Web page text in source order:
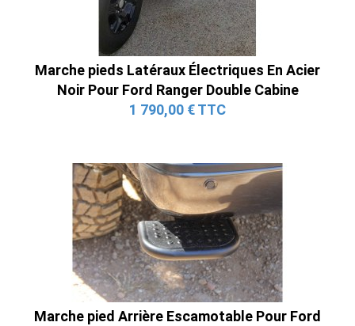
Marche pieds Latéraux Électriques En Acier
Noir Pour Ford Ranger Double Cabine
1 790,00 € TTC
Marche pied Arrière Escamotable Pour Ford